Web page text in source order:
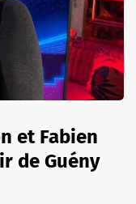
et Fabien
de Guény